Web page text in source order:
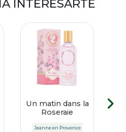
INTERESARTE
Un matin dans la
Roseraie
Jeanne en Provence